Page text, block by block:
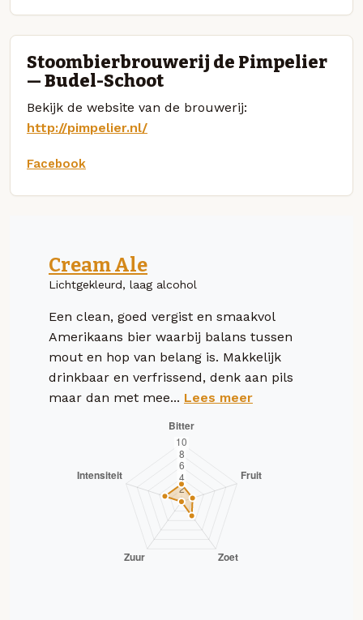
Stoombierbrouwerij de Pimpelier
— Budel-Schoot
Bekijk de website van de brouwerij:
http://pimpelier.nl/
Facebook
Cream Ale
Lichtgekleurd, laag alcohol
Een clean, goed vergist en smaakvol
Amerikaans bier waarbij balans tussen
mout en hop van belang is. Makkelijk
drinkbaar en verfrissend, denk aan pils
maar dan met mee... Lees meer